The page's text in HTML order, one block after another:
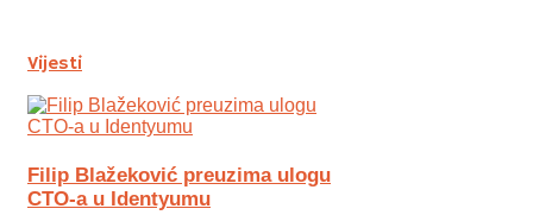
Vijesti
Filip Blažeković preuzima ulogu
CTO-a u Identyumu